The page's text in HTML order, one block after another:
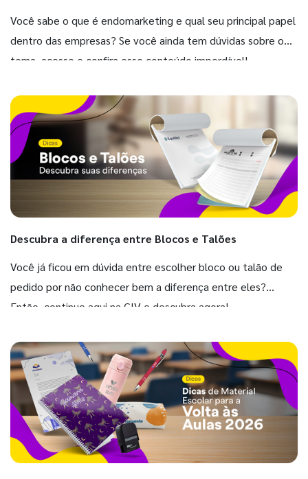
Você sabe o que é endomarketing e qual seu principal papel
dentro das empresas? Se você ainda tem dúvidas sobre o
tema, acesse e confira esse conteúdo imperdível!
Descubra a diferença entre Blocos e Talões
Você já ficou em dúvida entre escolher bloco ou talão de
pedido por não conhecer bem a diferença entre eles?
Então, continue aqui na GIV e descubra agora!